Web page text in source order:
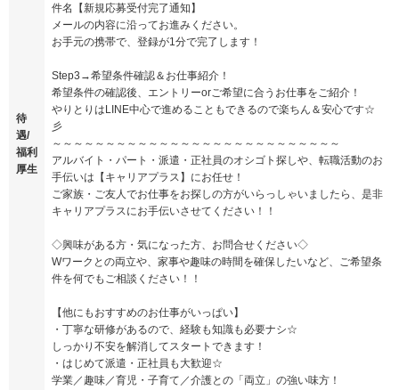
待
遇/
福利
厚生
件名【新規応募受付完了通知】
メールの内容に沿ってお進みください。
お手元の携帯で、登録が1分で完了します！
Step3→希望条件確認＆お仕事紹介！
希望条件の確認後、エントリーorご希望に合うお仕事をご紹介！
やりとりはLINE中心で進めることもできるので楽ちん＆安心です☆
彡
～～～～～～～～～～～～～～～～～～～～～～～～～～～
アルバイト・パート・派遣・正社員のオシゴト探しや、転職活動のお
手伝いは【キャリアプラス】にお任せ！
ご家族・ご友人でお仕事をお探しの方がいらっしゃいましたら、是非
キャリアプラスにお手伝いさせてください！！
◇興味がある方・気になった方、お問合せください◇
Wワークとの両立や、家事や趣味の時間を確保したいなど、ご希望条
件を何でもご相談ください！！
【他にもおすすめのお仕事がいっぱい】
・丁寧な研修があるので、経験も知識も必要ナシ☆
しっかり不安を解消してスタートできます！
・はじめて派遣・正社員も大歓迎☆
学業／趣味／育児・子育て／介護との「両立」の強い味方！